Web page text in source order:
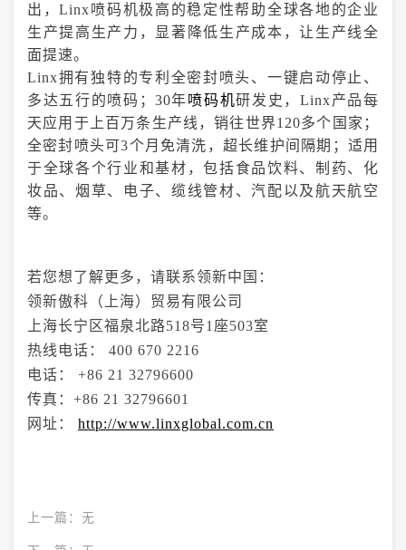
出，Linx喷码机极高的稳定性帮助全球各地的企业
生产提高生产力，显著降低生产成本，让生产线全
面提速。
Linx拥有独特的专利全密封喷头、一键启动停止、
多达五行的喷码；30年喷码机研发史，Linx产品每
天应用于上百万条生产线，销往世界120多个国家；
全密封喷头可3个月免清洗，超长维护间隔期；适用
于全球各个行业和基材，包括食品饮料、制药、化
妆品、烟草、 电子、缆线管材、汽配以及航天航空
等。
若您想了解更多，请联系领新中国：
领新傲科（上海）贸易有限公司
上海长宁区福泉北路518号1座503室
热线电话： 400 670 2216
电话： +86 21 32796600
传真：+86 21 32796601
网址： http://www.linxglobal.com.cn
上一篇： 无